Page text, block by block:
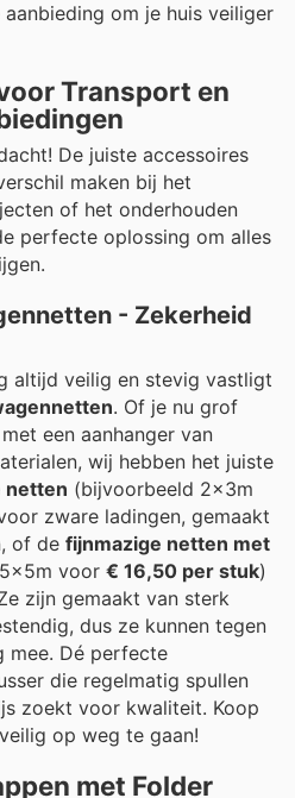
om je huis veiliger
Transport en
De juiste accessoires
maken bij het
of het onderhouden
perfecte oplossing om alles
- Zekerheid
altijd veilig en stevig vastligt
. Of je nu grof
een aanhanger van
wij hebben het juiste
netten (bijvoorbeeld 2x3m
zware ladingen, gemaakt
of de fijnmazige netten met
voor € 16,50 per stuk)
zijn gemaakt van sterk
dus ze kunnen tegen
mee. Dé perfecte
die regelmatig spullen
zoekt voor kwaliteit. Koop
op weg te gaan!
met Folder